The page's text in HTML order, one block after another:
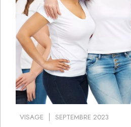
VISAGE SEPTEMBRE 2023